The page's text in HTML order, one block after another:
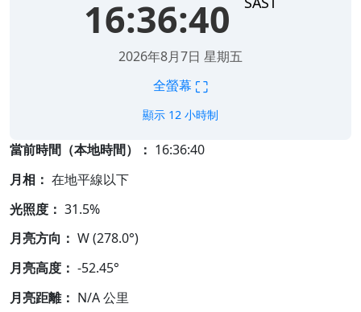
16:36:41
2026年8月7日 星期五
全螢幕 ⛶
顯示 12 小時制
當前時間（本地時間）： 16:36:41
月相： 在地平線以下
光照度： 31.5%
月亮方向： W (278.0°)
月亮高度： -52.45°
月亮距離： N/A公里